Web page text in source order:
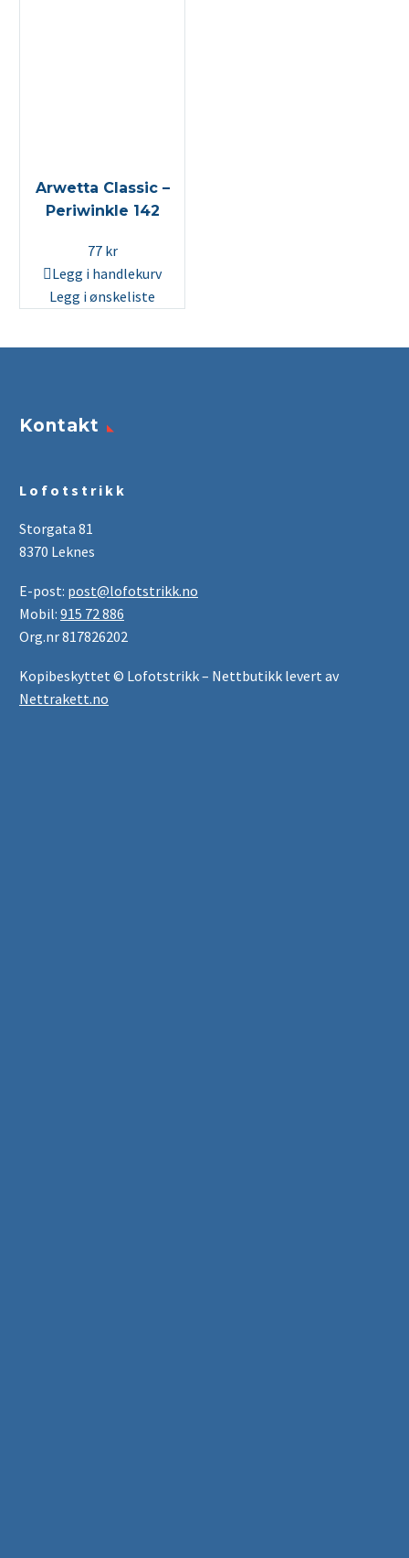
Arwetta Classic –
Periwinkle 142
77 kr
Legg i handlekurv
Legg i ønskeliste
Kontakt
L o f o t s t r i k k
Storgata 81
8370 Leknes
E-post: post@lofotstrikk.no
Mobil: 915 72 886
Org.nr 817826202
Kopibeskyttet © Lofotstrikk – Nettbutikk levert av
Nettrakett.no